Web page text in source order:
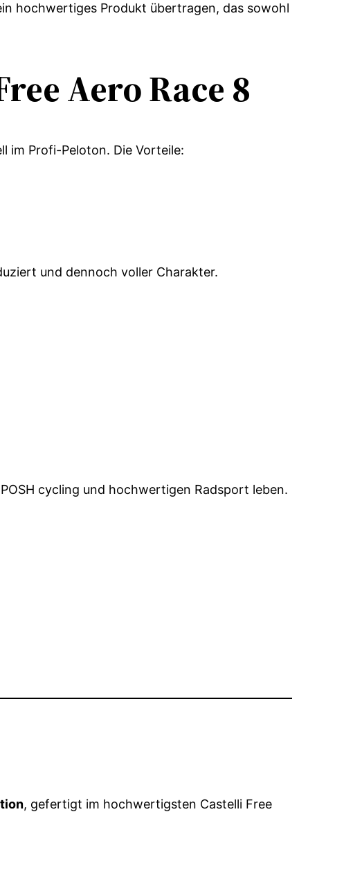
hochwertiges Produkt übertragen, das sowohl
Aero Race 8
im Profi-Peloton. Die Vorteile:
und dennoch voller Charakter.
cycling und hochwertigen Radsport leben.
, gefertigt im hochwertigsten Castelli Free